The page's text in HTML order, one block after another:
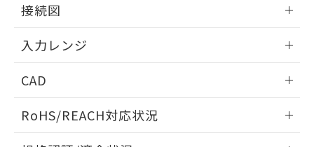
接続図
入力レンジ
CAD
ドすることができます。
RoHS/REACH対応状況